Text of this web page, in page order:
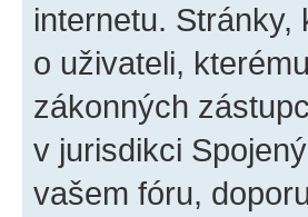
internetu.
o uživateli,
zákonných
v jurisdikci
vašem fóru,